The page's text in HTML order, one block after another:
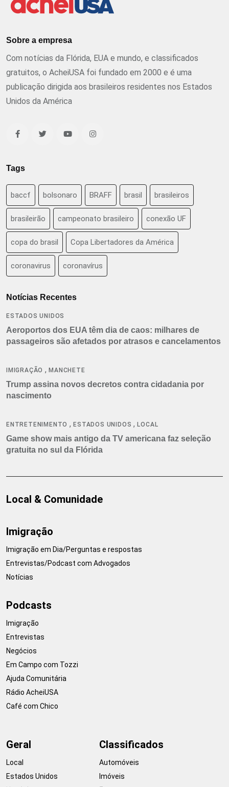
Sobre a empresa
Com notícias da Flórida, EUA e mundo, e classificados
gratuitos, o AcheiUSA foi fundado em 2000 e é uma
publicação dirigida aos brasileiros residentes nos Estados
Unidos da América
Tags
baccf bolsonaro BRAFF brasil brasileiros
brasileirão campeonato brasileiro conexão UF
copa do brasil Copa Libertadores da América
coronavirus coronavírus
Notícias Recentes
ESTADOS UNIDOS
Aeroportos dos EUA têm dia de caos: milhares de
passageiros são afetados por atrasos e cancelamentos
IMIGRAÇÃO ,MANCHETE
Trump assina novos decretos contra cidadania por
nascimento
ENTRETENIMENTO ,ESTADOS UNIDOS ,LOCAL
Game show mais antigo da TV americana faz seleção
gratuita no sul da Flórida
Local & Comunidade
Imigração
Imigração em Dia/Perguntas e respostas
Entrevistas/Podcast com Advogados
Notícias
Podcasts
Imigração
Entrevistas
Negócios
Em Campo com Tozzi
Ajuda Comunitária
Rádio AcheiUSA
Café com Chico
Geral
Local
Estados Unidos
Classificados
Automóveis
Imóveis